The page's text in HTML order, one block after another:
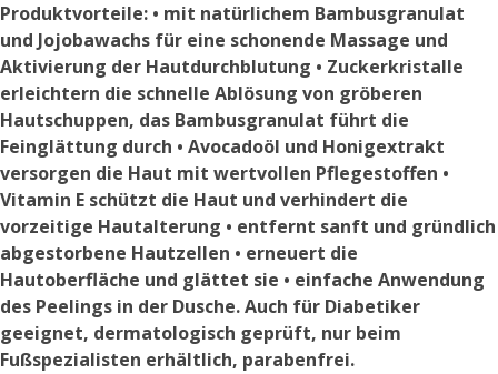
Produktvorteile: • mit natürlichem Bambusgranulat
und Jojobawachs für eine schonende Massage und
Aktivierung der Hautdurchblutung • Zuckerkristalle
erleichtern die schnelle Ablösung von gröberen
Hautschuppen, das Bambusgranulat führt die
Feinglättung durch • Avocadoöl und Honigextrakt
versorgen die Haut mit wertvollen Pflegestoffen •
Vitamin E schützt die Haut und verhindert die
vorzeitige Hautalterung • entfernt sanft und gründlich
abgestorbene Hautzellen • erneuert die
Hautoberfläche und glättet sie • einfache Anwendung
des Peelings in der Dusche. Auch für Diabetiker
geeignet, dermatologisch geprüft, nur beim
Fußspezialisten erhältlich, parabenfrei.